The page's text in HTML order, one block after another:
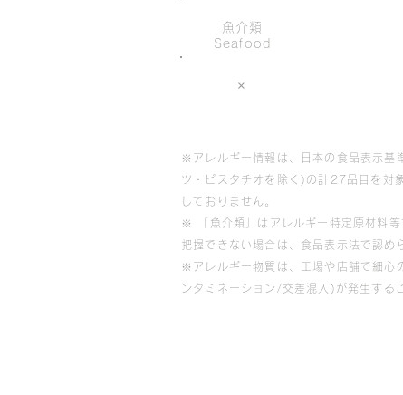
Seafood
魚介類
×
※アレルギー情報は、日本の食品表示基
ツ・ピスタチオを除く)の計27品目を対
しておりません。
※ 「魚介類」はアレルギー特定原材料
把握できない場合は、食品表示法で認め
※アレルギー物質は、工場や店舗で細心
ンタミネーション/交差混入)が発生する